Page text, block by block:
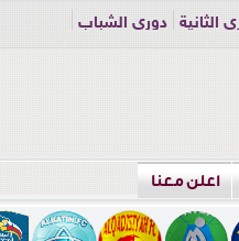
الثانية
دوري الشباب
اعلن معنا